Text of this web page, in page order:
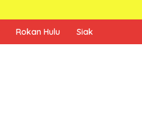
Rokan Hulu Siak